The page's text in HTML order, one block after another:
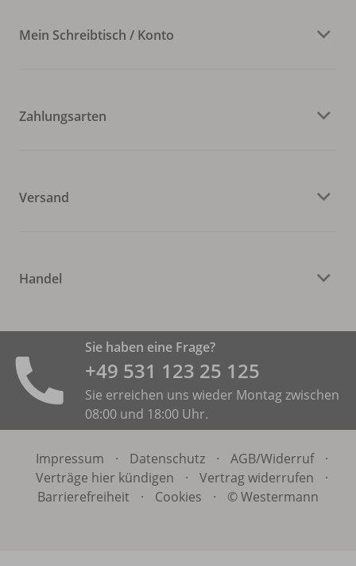
Mein Schreibtisch / Konto
Zahlungsarten
Versand
Handel
Sie haben eine Frage?
+49 531 ­123 25 125
Sie erreichen uns wieder Montag zwischen
08:00 und 18:00 Uhr.
Impressum · Datenschutz · AGB/Widerruf
·
Verträge hier kündigen
· Vertrag widerrufen
·
Barrierefreiheit
· Cookies · © Westermann